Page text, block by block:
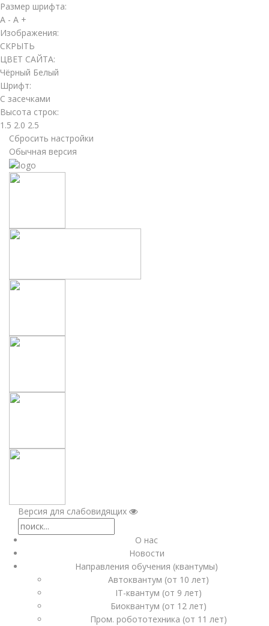
Размер шрифта:
A - A +
Изображения:
СКРЫТЬ
ЦВЕТ САЙТА:
Чёрный Белый
Шрифт:
С засечками
Высота строк:
1.5 2.0 2.5
Сбросить настройки
Обычная версия
Версия для слабовидящих
О нас
Новости
Направления обучения (квантумы)
Автоквантум (от 10 лет)
IT-квантум (от 9 лет)
Биоквантум (от 12 лет)
Пром. робототехника (от 11 лет)